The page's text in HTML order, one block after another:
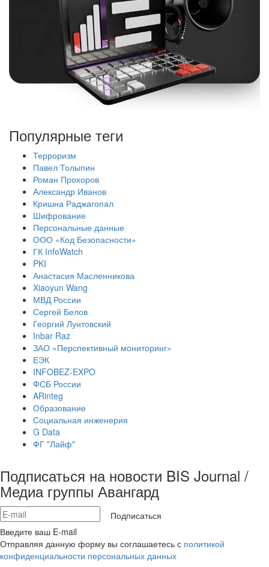
Популярные теги
Терроризм
Павел Толыпин
Роман Прохоров
Александр Иванов
Кришна Раджагопал
Шифрование
Персональные данные
ООО «Код Безопасности»
ГК InfoWatch
PKI
Анастасия Масленникова
Xiaoyun Wang
МВД России
Сергей Белов
Георгий Лунтовский
Inbar Raz
ЗАО «Перспективный мониторинг»
ЕЭК
INFOBEZ-EXPO
ФСБ России
ARinteg
Образование
Социальная инженерия
G Data
ФГ "Лайф"
Подписаться на новости BIS Journal /
Медиа группы Авангард
Подписаться
Введите ваш E-mail
Отправляя данную форму вы соглашаетесь с политикой
конфиденциальности персональных данных